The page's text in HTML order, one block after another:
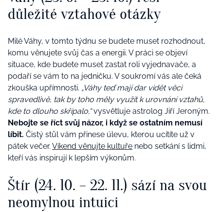
důležité vztahové otázky
Milé Váhy, v tomto týdnu se budete muset rozhodnout,
komu věnujete svůj čas a energii. V práci se objeví
situace, kde budete muset zastat roli vyjednavače, a
podaří se vám to na jedničku. V soukromí vás ale čeká
zkouška upřímnosti. „Váhy teď mají dar vidět věci
spravedlivě, tak by toho měly využít k urovnání vztahů,
kde to dlouho skřípalo,“vysvětluje astrolog Jiří Jeroným.
Nebojte se říct svůj názor, i když se ostatním nemusí
líbit. Čistý stůl vám přinese úlevu, kterou ucítíte už v
pátek večer. Víkend věnujte kultuře nebo setkání s lidmi,
kteří vás inspirují k lepším výkonům.
Štír (24. 10. – 22. 11.) sází na svou
neomylnou intuici